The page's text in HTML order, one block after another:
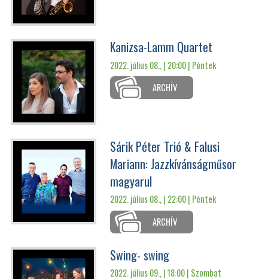
Kanizsa-Lamm Quartet
2022. július 08., | 20:00 | Péntek
ARCHÍV
Sárik Péter Trió & Falusi
Mariann: Jazzkívánságműsor
magyarul
2022. július 08., | 22:00 | Péntek
ARCHÍV
Swing- swing
2022. július 09., | 18:00 | Szombat